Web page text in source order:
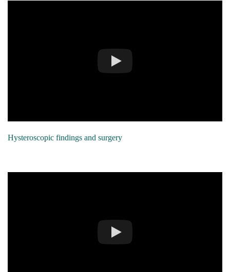
Hysteroscopic findings and surgery